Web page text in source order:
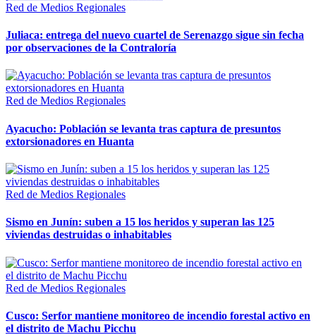
Red de Medios Regionales
Juliaca: entrega del nuevo cuartel de Serenazgo sigue sin fecha
por observaciones de la Contraloría
Red de Medios Regionales
Ayacucho: Población se levanta tras captura de presuntos
extorsionadores en Huanta
Red de Medios Regionales
Sismo en Junín: suben a 15 los heridos y superan las 125
viviendas destruidas o inhabitables
Red de Medios Regionales
Cusco: Serfor mantiene monitoreo de incendio forestal activo en
el distrito de Machu Picchu